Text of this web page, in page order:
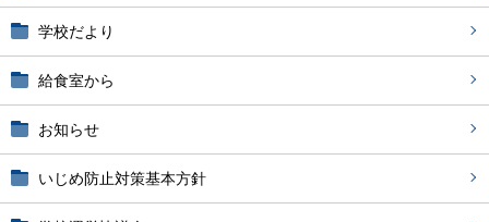
学校だより
給食室から
お知らせ
いじめ防止対策基本方針